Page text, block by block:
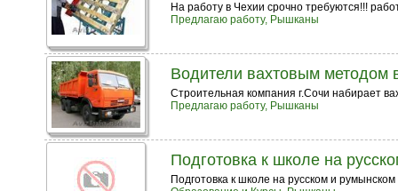
На работу в Чехии срочно требуются!!!
Предлагаю работу, Рышканы
Водители вахтовым методом
Строительная компания г.Сочи набирает
Предлагаю работу, Рышканы
Подготовка к школе на
Подготовка к школе на русском и